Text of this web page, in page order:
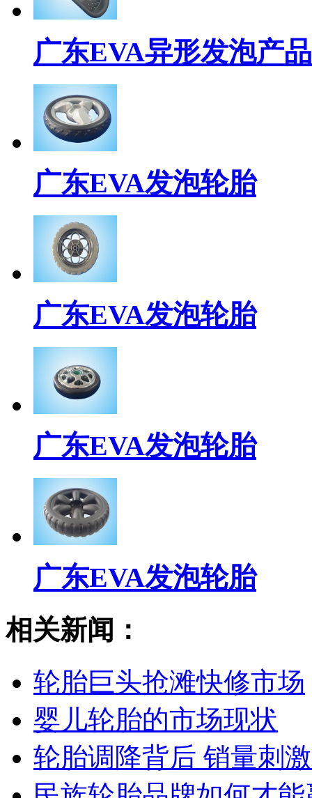
广东EVA异形发泡产品
广东EVA发泡轮胎
广东EVA发泡轮胎
广东EVA发泡轮胎
广东EVA发泡轮胎
相关新闻：
轮胎巨头抢滩快修市场
婴儿轮胎的市场现状
轮胎调降背后 销量刺